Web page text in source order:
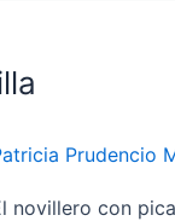
Prudencio
novillero con